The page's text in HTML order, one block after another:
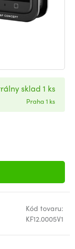
sklad 1 ks
Praha 1 ks
Kód tovaru:
KF12.0005V1